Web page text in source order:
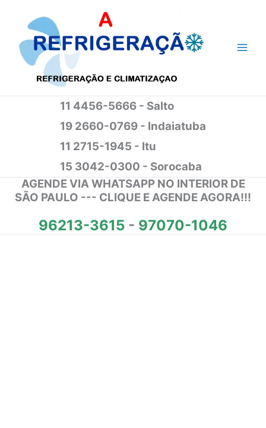
conteúdo
11 4456-5666 - Salto
19 2660-0769 - Indaiatuba
11 2715-1945 - Itu
15 3042-0300 - Sorocaba
AGENDE VIA WHATSAPP NO INTERIOR DE
SÃO PAULO --- CLIQUE E AGENDE AGORA!!!
96213-3615 - 97070-1046